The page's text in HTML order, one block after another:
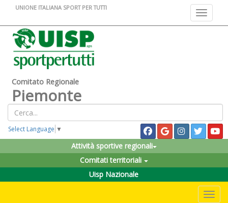
Toggle
UNIONE ITALIANA SPORT PER TUTTI
Comitato Regionale
Piemonte
Select Language ▼
Attività sportive regionali
Comitati territoriali
Uisp Nazionale